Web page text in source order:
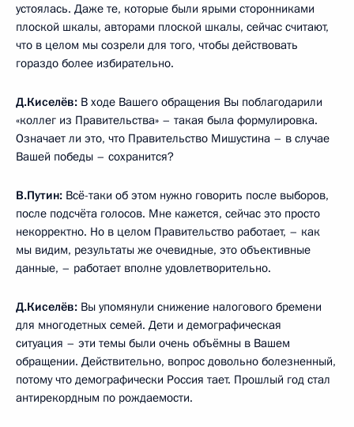
устоялась. Даже те, которые были ярыми сторонниками
плоской шкалы, авторами плоской шкалы, сейчас считают,
что в целом мы созрели для того, чтобы действовать
гораздо более избирательно.
Д.Киселёв: В ходе Вашего обращения Вы поблагодарили
«коллег из Правительства» – такая была формулировка.
Означает ли это, что Правительство Мишустина – в случае
Вашей победы – сохранится?
В.Путин: Всё-таки об этом нужно говорить после выборов,
после подсчёта голосов. Мне кажется, сейчас это просто
некорректно. Но в целом Правительство работает, – как
мы видим, результаты же очевидные, это объективные
данные, – работает вполне удовлетворительно.
Д.Киселёв: Вы упомянули снижение налогового бремени
для многодетных семей. Дети и демографическая
ситуация – эти темы были очень объёмны в Вашем
обращении. Действительно, вопрос довольно болезненный,
потому что демографически Россия тает. Прошлый год стал
антирекордным по рождаемости.